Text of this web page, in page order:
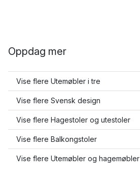
Oppdag mer
Vise flere Utemøbler i tre
Vise flere Svensk design
Vise flere Hagestoler og utestoler
Vise flere Balkongstoler
Vise flere Utemøbler og hagemøbler